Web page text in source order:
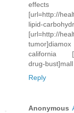
effects
[url=http://
lipid-
[url=http://
california
drug-
Reply
Anonymous